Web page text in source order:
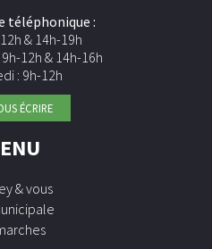
téléphonique :
& 14h-19h
12h & 14h-16h
: 9h-12h
ÉCRIRE
& vous